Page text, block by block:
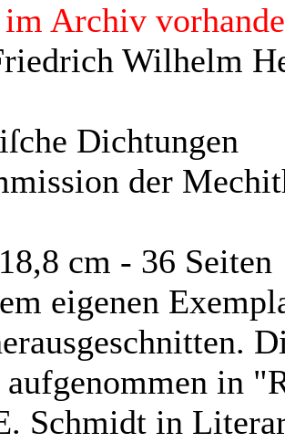
im Archiv
Wilhelm
Dichtungen
der
cm - 36 Seiten
eigenen
in
Schmidt in